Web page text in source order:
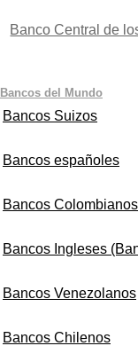
Banco Central de
Bancos del Mundo
Bancos Suizos
Bancos españoles
Bancos Colombianos
Bancos Ingleses
Bancos Venezolanos
Bancos Chilenos